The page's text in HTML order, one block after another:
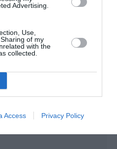
Advertising.
Use,
of my
with the
collected.
Access Privacy Policy
CONTESTE LES